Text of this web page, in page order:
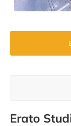
Erato